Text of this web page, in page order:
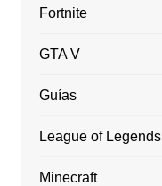
Fortnite
GTA V
Guías
League of Legends
Minecraft